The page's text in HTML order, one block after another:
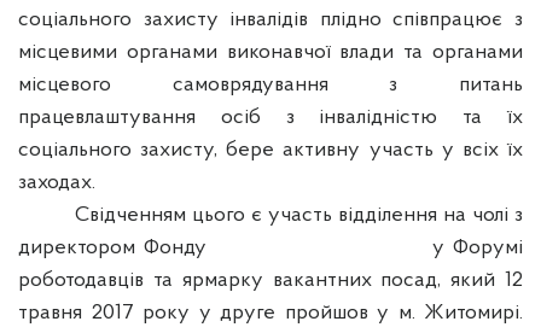
соціального захисту інвалідів плідно співпрацює з
місцевими органами виконавчої влади та органами
місцевого самоврядування з питань
працевлаштування осіб з інвалідністю та їх
соціального захисту, бере активну участь у всіх їх
заходах.
Свідченням цього є участь відділення на чолі з
директором Фонду
у Форумі
роботодавців та ярмарку вакантних посад, який 12
травня 2017 року у друге пройшов у м. Житомирі.